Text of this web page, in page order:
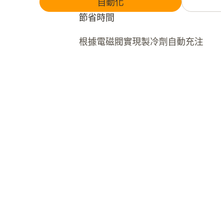
節省時間
根據電磁閥實現製冷劑自動充注